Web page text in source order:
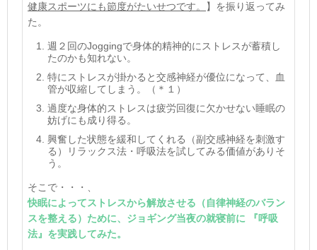
健康スポーツにも節度がたいせつです。
】を振り返ってみ
た。
週２回のJoggingで身体的精神的にストレスが蓄積し
たのかも知れない。
特にストレスが掛かると交感神経が優位になって、血
管が収縮してしまう。
（＊１）
過度な身体的ストレスは疲労回復に欠かせない睡眠の
妨げにも成り得る。
興奮した状態を緩和してくれる（副交感神経を刺激す
る）リラックス法・呼吸法を試してみる価値がありそ
う。
そこで・・・、
快眠によってストレスから解放させる（自律神経のバラン
スを整える）ために、ジョギング当夜の就寝前に 『呼吸
法』を実践してみた。